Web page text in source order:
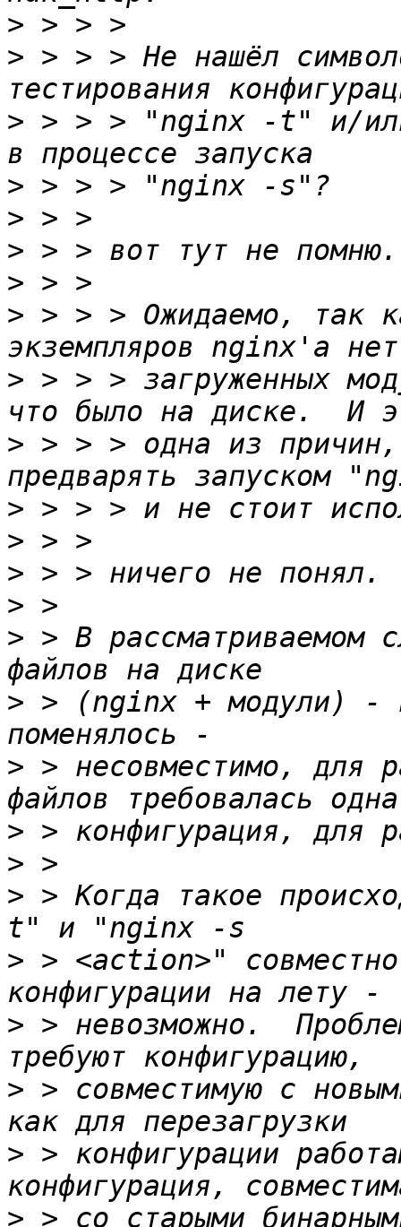
>
> > > > Не нашёл
> > > > "nginx -t" и/или
>
>
>
>
> > > > Ожидаемо, так
> > > > загруженных
> > > > одна из
>
>
>
>
> > В рассматриваемом
> > (nginx + модули) -
> > несовместимо, для
>
>
> > Когда такое
> > <action>"
> > невозможно.
> > совместимую с
> > конфигурации
>